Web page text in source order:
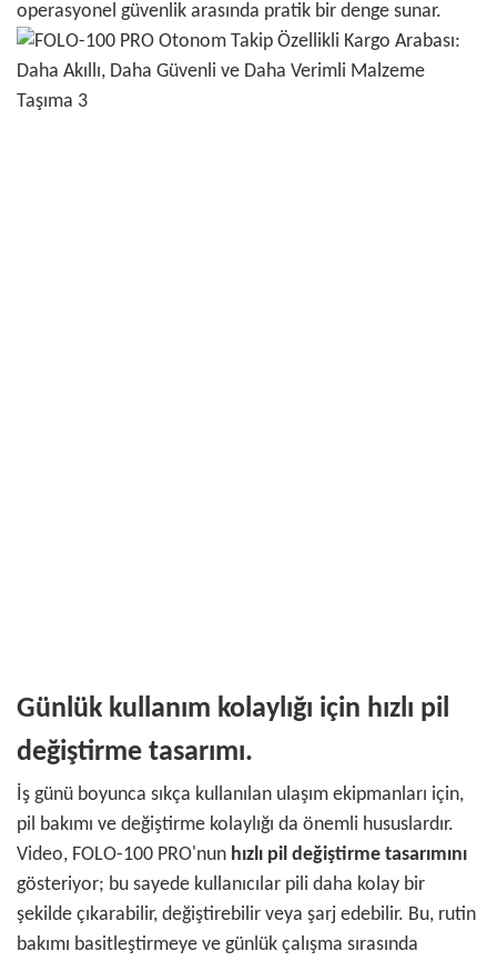
operasyonel güvenlik arasında pratik bir denge sunar.
Günlük kullanım kolaylığı için hızlı pil
değiştirme tasarımı.
İş günü boyunca sıkça kullanılan ulaşım ekipmanları için,
pil bakımı ve değiştirme kolaylığı da önemli hususlardır.
Video, FOLO-100 PRO'nun hızlı pil değiştirme tasarımını
gösteriyor; bu sayede kullanıcılar pili daha kolay bir
şekilde çıkarabilir, değiştirebilir veya şarj edebilir. Bu, rutin
bakımı basitleştirmeye ve günlük çalışma sırasında